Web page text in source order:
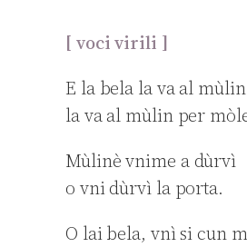
[ voci virili ]
E la bela la va al mùlin
la va al mùlin per
Mùlinè vnime a dùrvì
o vni dùrvì la porta.
O lai bela, vnì si cun